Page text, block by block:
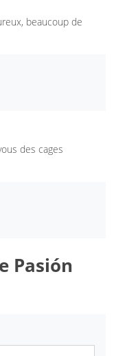
beaucoup de
des cages
Pasión